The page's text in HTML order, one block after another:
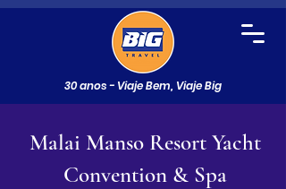
30 anos - Viaje Bem, Viaje Big
Malai Manso Resort Yacht
Convention & Spa